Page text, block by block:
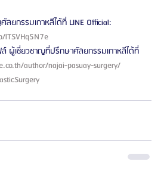
ยกรรมเกาหลีได้ที่ LINE Official:
author/najai-pasuay-surgery/